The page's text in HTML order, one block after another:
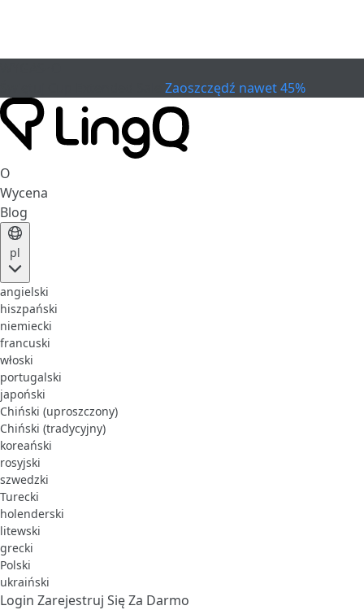
Zaoszczędź nawet 45%
O
Wycena
Blog
pl
angielski
hiszpański
niemiecki
francuski
włoski
portugalski
japoński
Chiński (uproszczony)
Chiński (tradycyjny)
koreański
rosyjski
szwedzki
Turecki
holenderski
litewski
grecki
Polski
ukraiński
Login Zarejestruj Się Za Darmo